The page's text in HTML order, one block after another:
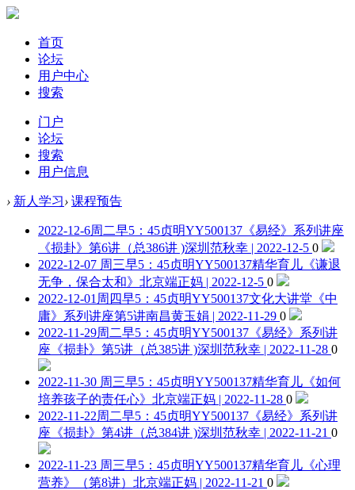
首页
论坛
用户中心
搜索
门户
论坛
搜索
用户信息
› 新人学习› 课程预告
2022-12-6周二早5：45贞明YY500137《易经》系列讲座
《损卦》第6讲（总386讲 )深圳范秋幸 | 2022-12-5 0
2022-12-07 周三早5：45贞明YY500137精华育儿《谦退
无争，保合太和》 北京端正妈 | 2022-12-5 0
2022-12-01周四早5：45贞明YY500137文化大讲堂《中
庸》系列讲座第5讲南昌黄玉娟 | 2022-11-29 0
2022-11-29周二早5：45贞明YY500137《易经》系列讲
座《损卦》第5讲（总385讲 )深圳范秋幸 | 2022-11-28 0
2022-11-30 周三早5：45贞明YY500137精华育儿《如何
培养孩子的责任心》 北京端正妈 | 2022-11-28 0
2022-11-22周二早5：45贞明YY500137《易经》系列讲
座《损卦》第4讲（总384讲 )深圳范秋幸 | 2022-11-21 0
2022-11-23 周三早5：45贞明YY500137精华育儿《心理
营养》（第8讲） 北京端正妈 | 2022-11-21 0